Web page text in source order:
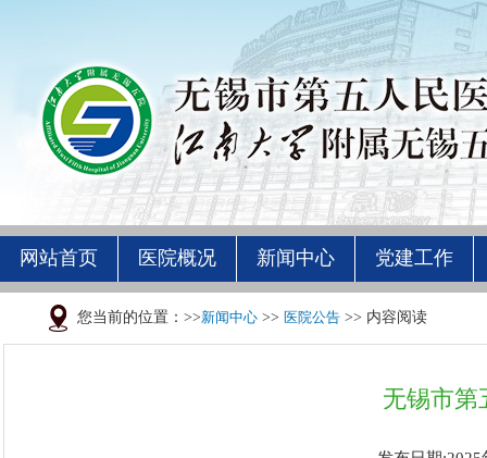
网站首页 医院概况 新闻中心 党建工作
您当前的位置：>>新闻中心 >> 医院公告 >> 内容阅读
无锡市第